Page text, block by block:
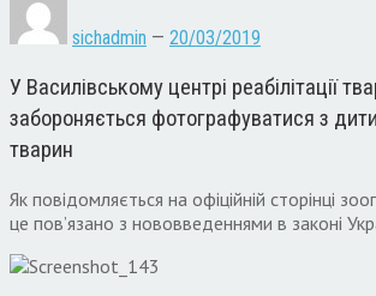
sichadmin — 20/03/2019
У Василівському центрі реабілітації
забороняється фотографуватися з
тварин
Як повідомляється на офіційній сторінці
це пов’язано з нововведеннями в законі